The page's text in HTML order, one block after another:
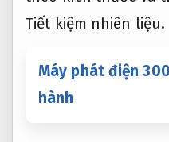
Tiết kiệm nhiên liệu.
Máy phát điện
hành